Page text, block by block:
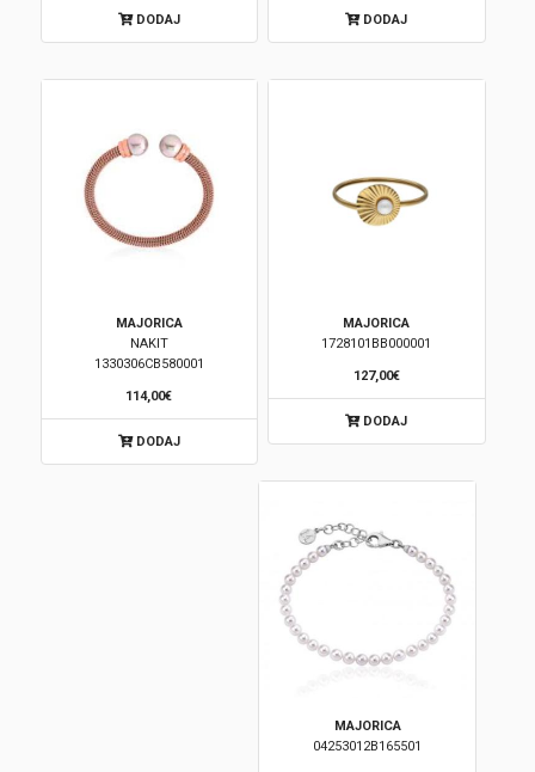
DODAJ DODAJ
MAJORICA
NAKIT
1330306CB580001
114,00€
DODAJ
MAJORICA
1728101BB000001
127,00€
DODAJ
MAJORICA
04253012B165501